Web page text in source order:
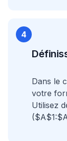
4
Dans le
votre
Utilisez